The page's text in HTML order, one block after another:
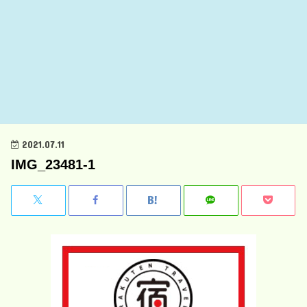
2021.07.11
IMG_23481-1